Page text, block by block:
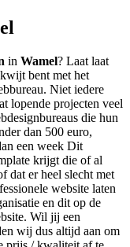
in Wamel? Laat laat
bent met het
Niet iedere
lopende projecten veel
die hun
dan 500 euro,
een week Dit
krijgt die of al
dat er heel slecht met
website laten
en dit op de
Wil jij een
wij dus altijd aan om